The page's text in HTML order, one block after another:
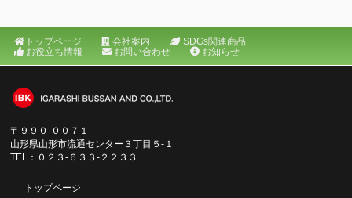
トップページ 会社案内
SDGs関連商品
お役立ち情報
お問い合わせ お知らせ
〒９９０‐００７１
山形県山形市流通センター３丁目５‐１
TEL：０２３‐６３３‐２２３３
トップページ